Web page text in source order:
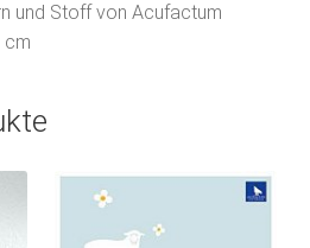
und Stoff von Acufactum
cm